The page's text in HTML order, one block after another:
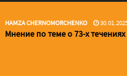
HAMZA CHERNOMORCHENKO
Мнение по теме о 73-х